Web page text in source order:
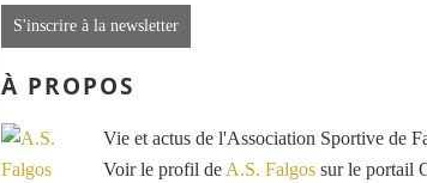
S'inscrire à la newsletter
À PROPOS
Vie et actus de l'Association Sportive de
Voir le profil deA.S. Falgos sur le portail